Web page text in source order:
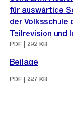
für auswärtige
der Volksschule
Teilrevision und
PDF | 292 KB
Beilage
PDF | 227 KB